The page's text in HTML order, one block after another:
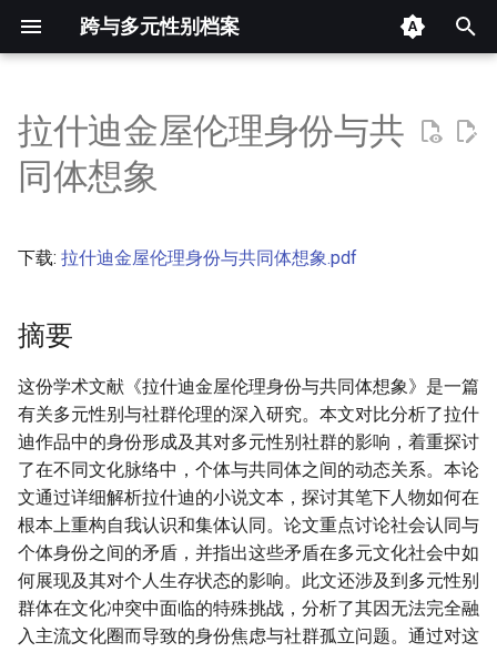
跨与多元性别档案
入
以
开
摘要
拉什迪金屋伦理身份与共
同体想象
下载: 拉什迪金屋伦理身份与共同体想象.pdf
摘要
这份学术文献《拉什迪金屋伦理身份与共同体想象》是一篇
有关多元性别与社群伦理的深入研究。本文对比分析了拉什
迪作品中的身份形成及其对多元性别社群的影响，着重探讨
了在不同文化脉络中，个体与共同体之间的动态关系。本论
文通过详细解析拉什迪的小说文本，探讨其笔下人物如何在
根本上重构自我认识和集体认同。论文重点讨论社会认同与
个体身份之间的矛盾，并指出这些矛盾在多元文化社会中如
何展现及其对个人生存状态的影响。此文还涉及到多元性别
群体在文化冲突中面临的特殊挑战，分析了其因无法完全融
入主流文化圈而导致的身份焦虑与社群孤立问题。通过对这